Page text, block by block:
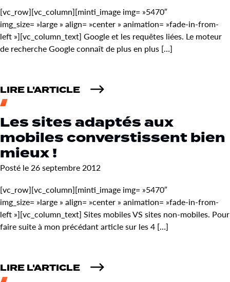
[vc_row][vc_column][minti_image img= »5470″
img_size= »large » align= »center » animation= »fade-in-from-
left »][vc_column_text] Google et les requêtes liées. Le moteur
de recherche Google connaît de plus en plus […]
LIRE L'ARTICLE
Les sites adaptés aux
mobiles converstissent bien
mieux !
Posté le 26 septembre 2012
[vc_row][vc_column][minti_image img= »5470″
img_size= »large » align= »center » animation= »fade-in-from-
left »][vc_column_text] Sites mobiles VS sites non-mobiles. Pour
faire suite à mon précédant article sur les 4 […]
LIRE L'ARTICLE